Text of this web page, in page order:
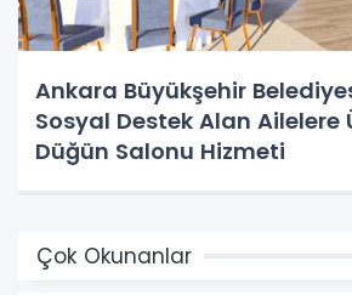
Ankara Büyükşehir
Sosyal Destek Alan Ailelere
Düğün Salonu Hizmeti
Çok Okunanlar